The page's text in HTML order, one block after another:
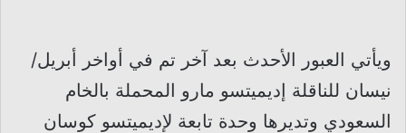
ويأتي العبور الأحدث بعد آخر تم في أواخر أبريل/
نيسان للناقلة إديميتسو مارو المحملة بالخام
السعودي وتديرها وحدة تابعة لإديميتسو كوسان